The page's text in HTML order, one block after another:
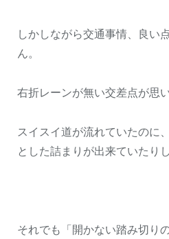
しかしながら交通事情、良い
ん。
右折レーンが無い交差点が思
スイスイ道が流れていたのに
とした詰まりが出来ていたり
それでも「開かない踏み切り